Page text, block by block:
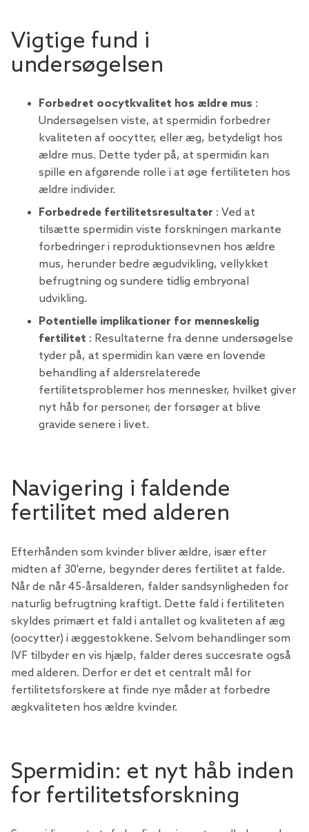
Vigtige fund i
undersøgelsen
Forbedret oocytkvalitet hos ældre mus :
Undersøgelsen viste, at spermidin forbedrer
kvaliteten af ​​oocytter, eller æg, betydeligt hos
ældre mus. Dette tyder på, at spermidin kan
spille en afgørende rolle i at øge fertiliteten hos
ældre individer.
Forbedrede fertilitetsresultater : Ved at
tilsætte spermidin viste forskningen markante
forbedringer i reproduktionsevnen hos ældre
mus, herunder bedre ægudvikling, vellykket
befrugtning og sundere tidlig embryonal
udvikling.
Potentielle implikationer for menneskelig
fertilitet : Resultaterne fra denne undersøgelse
tyder på, at spermidin kan være en lovende
behandling af aldersrelaterede
fertilitetsproblemer hos mennesker, hvilket giver
nyt håb for personer, der forsøger at blive
gravide senere i livet.
Navigering i faldende
fertilitet med alderen
Efterhånden som kvinder bliver ældre, især efter
midten af ​​30'erne, begynder deres fertilitet at falde.
Når de når 45-årsalderen, falder sandsynligheden for
naturlig befrugtning kraftigt. Dette fald i fertiliteten
skyldes primært et fald i antallet og kvaliteten af ​​æg
(oocytter) i æggestokkene. Selvom behandlinger som
IVF tilbyder en vis hjælp, falder deres succesrate også
med alderen. Derfor er det et centralt mål for
fertilitetsforskere at finde nye måder at forbedre
ægkvaliteten hos ældre kvinder.
Spermidin: et nyt håb inden
for fertilitetsforskning